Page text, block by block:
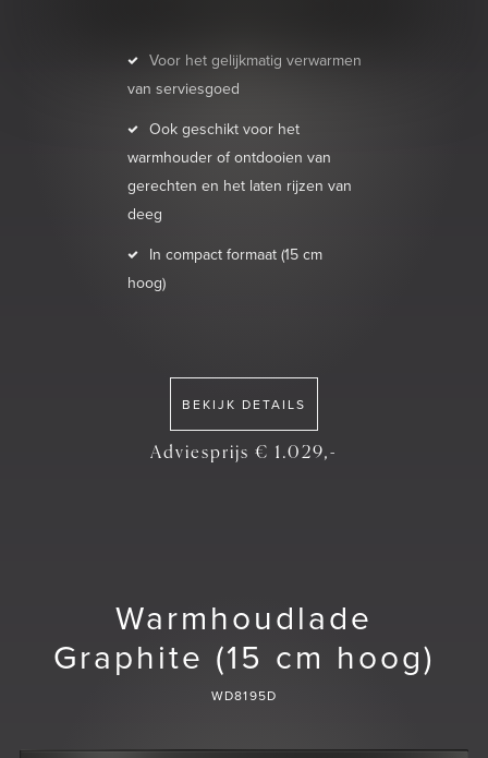
Voor het gelijkmatig verwarmen
van serviesgoed
Ook geschikt voor het
warmhouder of ontdooien van
gerechten en het laten rijzen van
deeg
In compact formaat (15 cm
hoog)
BEKIJK DETAILS
Adviesprijs € 1.029,-
Warmhoudlade
Graphite (15 cm hoog)
WD8195D